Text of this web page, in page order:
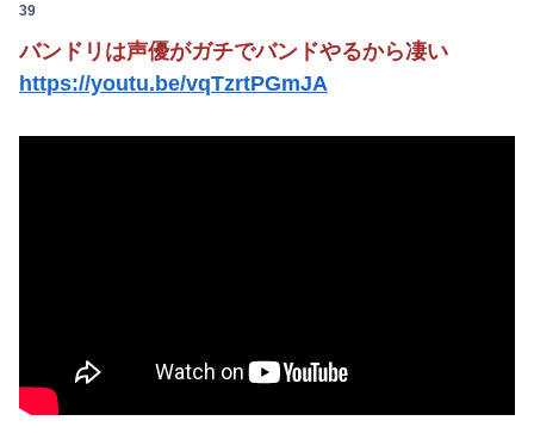
39
バンドリは声優がガチでバンドやるから凄い
https://youtu.be/vqTzrtPGmJA